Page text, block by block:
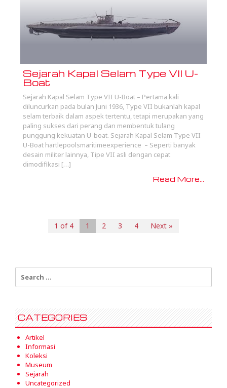
Sejarah Kapal Selam Type VII U-
Boat
Sejarah Kapal Selam Type VII U-Boat – Pertama kali
diluncurkan pada bulan Juni 1936, Type VII bukanlah kapal
selam terbaik dalam aspek tertentu, tetapi merupakan yang
paling sukses dari perang dan membentuk tulang
punggung kekuatan U-boat. Sejarah Kapal Selam Type VII
U-Boat hartlepoolsmaritimeexperience – Seperti banyak
desain militer lainnya, Tipe VII asli dengan cepat
dimodifikasi […]
Read More...
1 of 4 1 2 3 4 Next »
Search
for:
CATEGORIES
Artikel
Informasi
Koleksi
Museum
Sejarah
Uncategorized